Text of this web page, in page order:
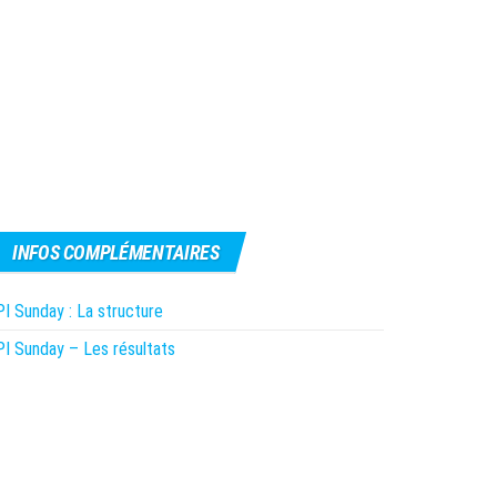
INFOS COMPLÉMENTAIRES
Sunday : La structure
Sunday – Les résultats